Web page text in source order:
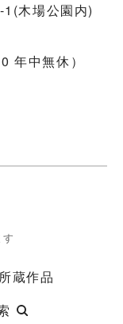
木場公園内)
年中無休）
蔵作品